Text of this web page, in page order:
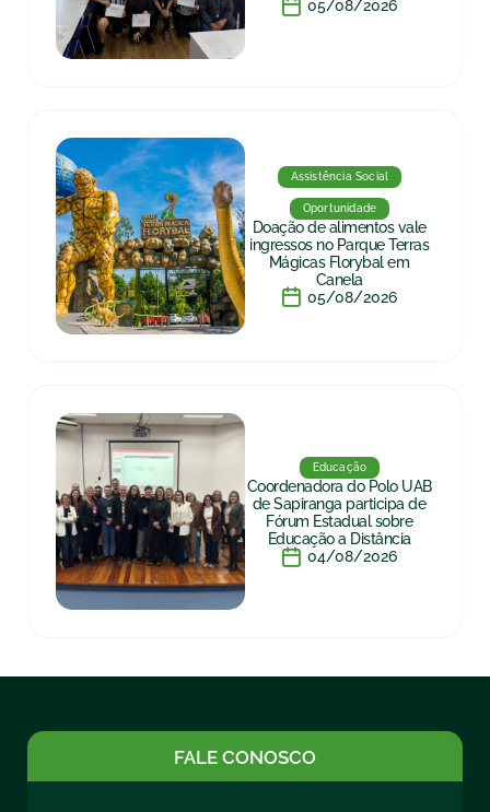
05/08/2026
Assistência Social
Oportunidade
Doação de alimentos vale
ingressos no Parque Terras
Mágicas Florybal em
Canela
05/08/2026
Educação
Coordenadora do Polo UAB
de Sapiranga participa de
Fórum Estadual sobre
Educação a Distância
04/08/2026
FALE CONOSCO